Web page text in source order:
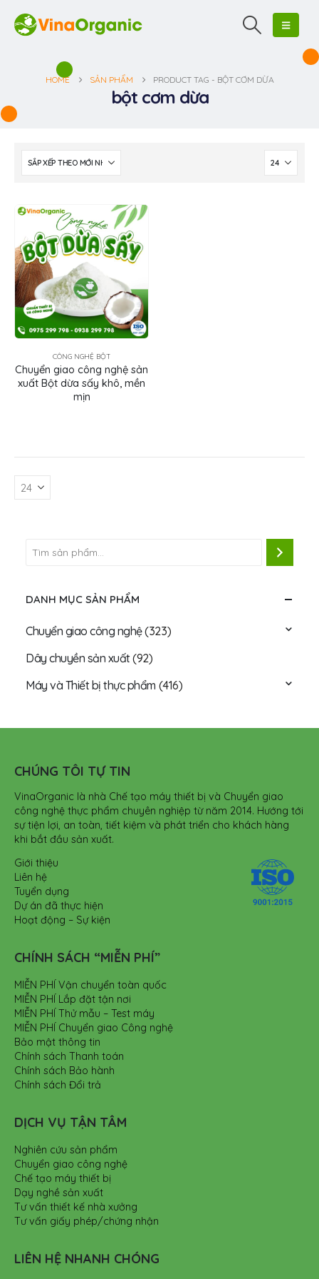
HOME SẢN PHẨM PRODUCT TAG - BỘT CƠM DỪA
bột cơm dừa
CÔNG NGHỆ BỘT
Chuyển giao công nghệ sản
xuất Bột dừa sấy khô, mền
mịn
DANH MỤC SẢN PHẨM
Chuyển giao công nghệ(323)
Dây chuyền sản xuất(92)
Máy và Thiết bị thực phẩm (416)
CHÚNG TÔI TỰ TIN
VinaOrganic là nhà Chế tạo máy thiết bị và Chuyển giao
công nghệ thực phẩm chuyên nghiệp từ năm 2014. Hướng tới
sự tiện lợi, an toàn, tiết kiệm và phát triển cho khách hàng
khi bắt đầu sản xuất.
Giới thiệu
Liên hệ
Tuyển dụng
Dự án đã thực hiện
Hoạt động – Sự kiện
CHÍNH SÁCH “MIỄN PHÍ”
MIỄN PHÍ Vận chuyển toàn quốc
MIỄN PHÍ Lắp đặt tận nơi
MIỄN PHÍ Thử mẫu – Test máy
MIỄN PHÍ Chuyển giao Công nghệ
Bảo mật thông tin
Chính sách Thanh toán
Chính sách Bảo hành
Chính sách Đổi trả
DỊCH VỤ TẬN TÂM
Nghiên cứu sản phẩm
Chuyển giao công nghệ
Chế tạo máy thiết bị
Dạy nghề sản xuất
Tư vấn thiết kế nhà xưởng
Tư vấn giấy phép/chứng nhận
LIÊN HỆ NHANH CHÓNG